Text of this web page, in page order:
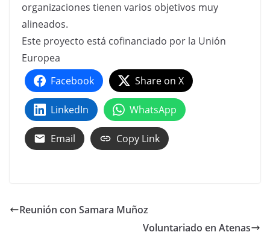
organizaciones tienen varios objetivos muy
alineados.
Este proyecto está cofinanciado por la Unión
Europea
Facebook
Share on X
LinkedIn WhatsApp
Email Copy Link
Reunión con Samara Muñoz
Voluntariado en Atenas